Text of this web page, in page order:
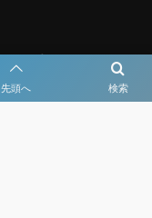
検索
先頭へ